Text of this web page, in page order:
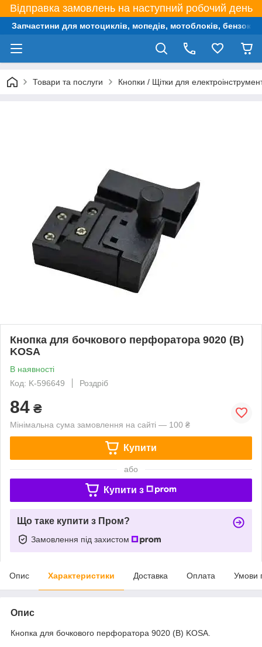
Відправка замовлень на наступний робочий день
Запчастини для мотоциклів, мопедів, мотоблоків,
Товари та послуги Кнопки / Щітки для
Кнопка для бочкового перфоратора 9020 (B)
KOSA
В наявності
Код: K-596649
Роздріб
84 ₴
Мінімальна сума замовлення на сайті — 100 ₴
Купити
або
Купити з
Що таке купити з Пром?
Замовлення під захистом
Опис Характеристики Доставка Оплата Умови
Опис
Кнопка для бочкового перфоратора 9020 (B) KOSA.